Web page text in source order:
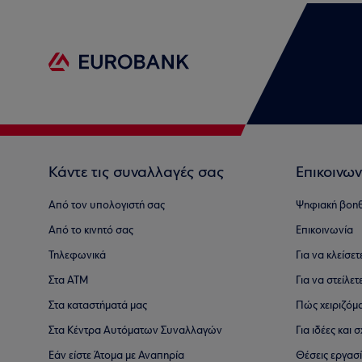
Κάντε τις συναλλαγές σας
Από τον υπολογιστή σας
Από το κινητό σας
Τηλεφωνικά
Στα ΑΤΜ
Στα καταστήματά μας
Στα Κέντρα Αυτόματων Συναλλαγών
Εάν είστε Άτομα με Αναπηρία
Ψηφιακή
Επικοινωνία
Για να
Για να
Πώς
Για ιδέες
Θέσεις